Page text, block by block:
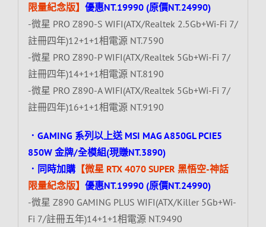
限量紀念版】 優惠NT.19990 (原價NT.24990)
-微星 PRO Z890-S WIFI(ATX/Realtek 2.5Gb+Wi-Fi 7/
註冊四年)12+1+1相電源 NT.7590
-微星 PRO Z890-P WIFI(ATX/Realtek 5Gb+Wi-Fi 7/
註冊四年)14+1+1相電源 NT.8190
-微星 PRO Z890-A WIFI(ATX/Realtek 5Gb+Wi-Fi 7/
註冊四年)16+1+1相電源 NT.9190
．GAMING 系列以上送 MSI MAG A850GL PCIE5
850W 金牌/全模組(現賺NT.3890)
．同時加購【微星 RTX 4070 SUPER 黑悟空-神話
限量紀念版】 優惠NT.19990 (原價NT.24990)
-微星 Z890 GAMING PLUS WIFI(ATX/Killer 5Gb+Wi-
Fi 7/註冊五年)14+1+1相電源 NT.9490